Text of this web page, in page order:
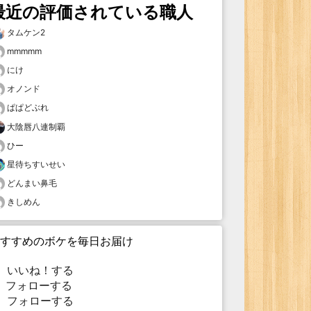
近の評価されている職人
タムケン2
mmmmm
にけ
オノンド
ぱぱどぶれ
大陰唇八連制覇
ひー
星待ちすいせい
どんまい鼻毛
きしめん
すめのボケを毎日お届け
いいね！する
ォローする
フォローする